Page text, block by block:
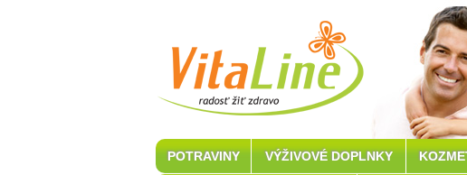
POTRAVINY VÝŽIVOVÉ DOPLNKY